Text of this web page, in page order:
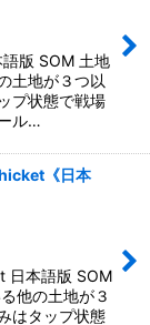
版 SOM 土地
土地が３つ以
プ状態で戦場
ル…
《日本
日本語版 SOM
他の土地が３
はタップ状態